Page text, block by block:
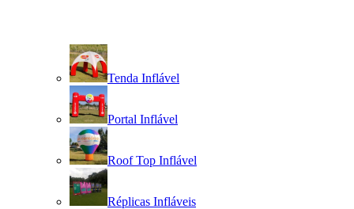
Tenda Inflável
Portal Inflável
Roof Top Inflável
Réplicas Infláveis